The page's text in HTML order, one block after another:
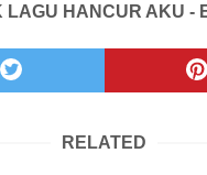
HANCUR AKU -
RELATED